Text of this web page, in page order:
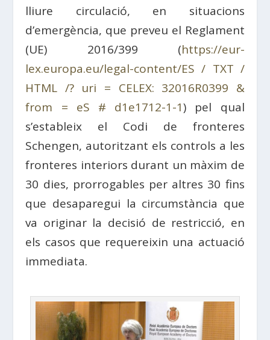
lliure circulació, en situacions
d’emergència, que preveu el Reglament
(UE) 2016/399 (https://eur-
lex.europa.eu/legal-content/ES / TXT /
HTML /? uri = CELEX: 32016R0399 &
from = eS # d1e1712-1-1) pel qual
s’estableix el Codi de fronteres
Schengen, autoritzant els controls a les
fronteres interiors durant un màxim de
30 dies, prorrogables per altres 30 fins
que desaparegui la circumstància que
va originar la decisió de restricció, en
els casos que requereixin una actuació
immediata.